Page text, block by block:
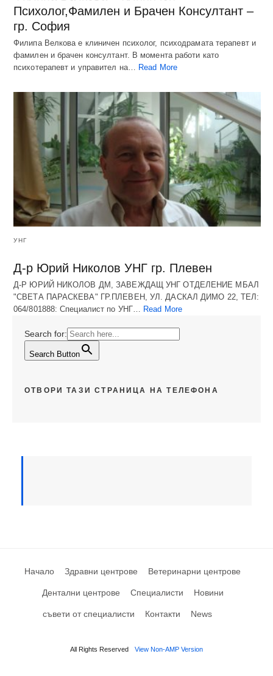
Психолог,Фамилен и Брачен Консултант –
гр. София
Филипа Велкова е клиничен психолог, психодрамата терапевт и
фамилен и брачен консултант. В момента работи като
психотерапевт и управител на…
Read More
УНГ
Д-р Юрий Николов УНГ гр. Плевен
Д-Р ЮРИЙ НИКОЛОВ ДМ, ЗАВЕЖДАЩ УНГ ОТДЕЛЕНИЕ МБАЛ
"СВЕТА ПАРАСКЕВА" ГР.ПЛЕВЕН, УЛ. ДАСКАЛ ДИМО 22, ТЕЛ:
064/801888: Специалист по УНГ… Read More
Search for:
Search Button
ОТВОРИ ТАЗИ СТРАНИЦА НА ТЕЛЕФОНА
Начало Здравни центрове Ветеринарни центрове
Дентални центрове Специалисти Новини
съвети от специалисти Контакти News
All Rights Reserved View Non-AMP Version